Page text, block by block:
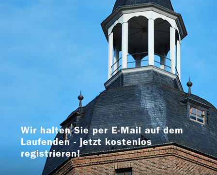
Wir halten Sie per E-Mail auf dem
Laufenden - jetzt kostenlos
registrieren!